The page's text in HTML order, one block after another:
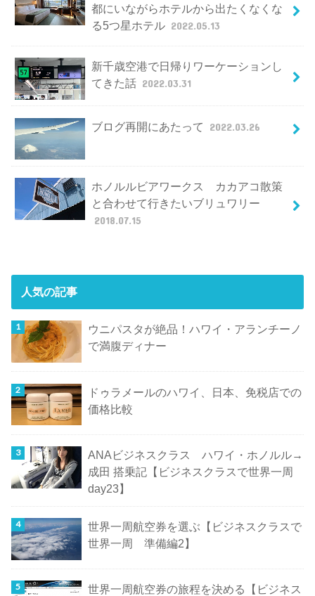
都にいながらホテルから出たくなくな
る5つ星ホテル 2022.05.13
新千歳空港で日帰りワーケーションし
てきた話 2022.03.31
ブログ再開にあたって 2022.03.26
ホノルルビアワークス カカアコ散策
と合わせて行きたいブリュワリー
2018.07.15
人気の記事
ウニパスタが絶品！ハワイ・アランチーノ
で満腹ディナー
ドゥラメールのハワイ、日本、免税店での
価格比較
ANAビジネスクラス ハワイ・ホノルル→
成田 搭乗記【ビジネスクラスで世界一周
day23】
世界一周航空券を選ぶ【ビジネスクラスで
世界一周 準備編2】
世界一周航空券の旅程を決める【ビジネス